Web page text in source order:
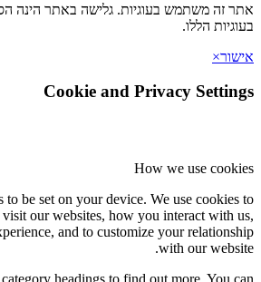
זה משתמש בעוגיות. גלישה באתר הינה
הללו.
×
Cookie and Privacy
How we use
to be set on your device. We use
you visit our websites, how you interact
experience, and to customize your
with our